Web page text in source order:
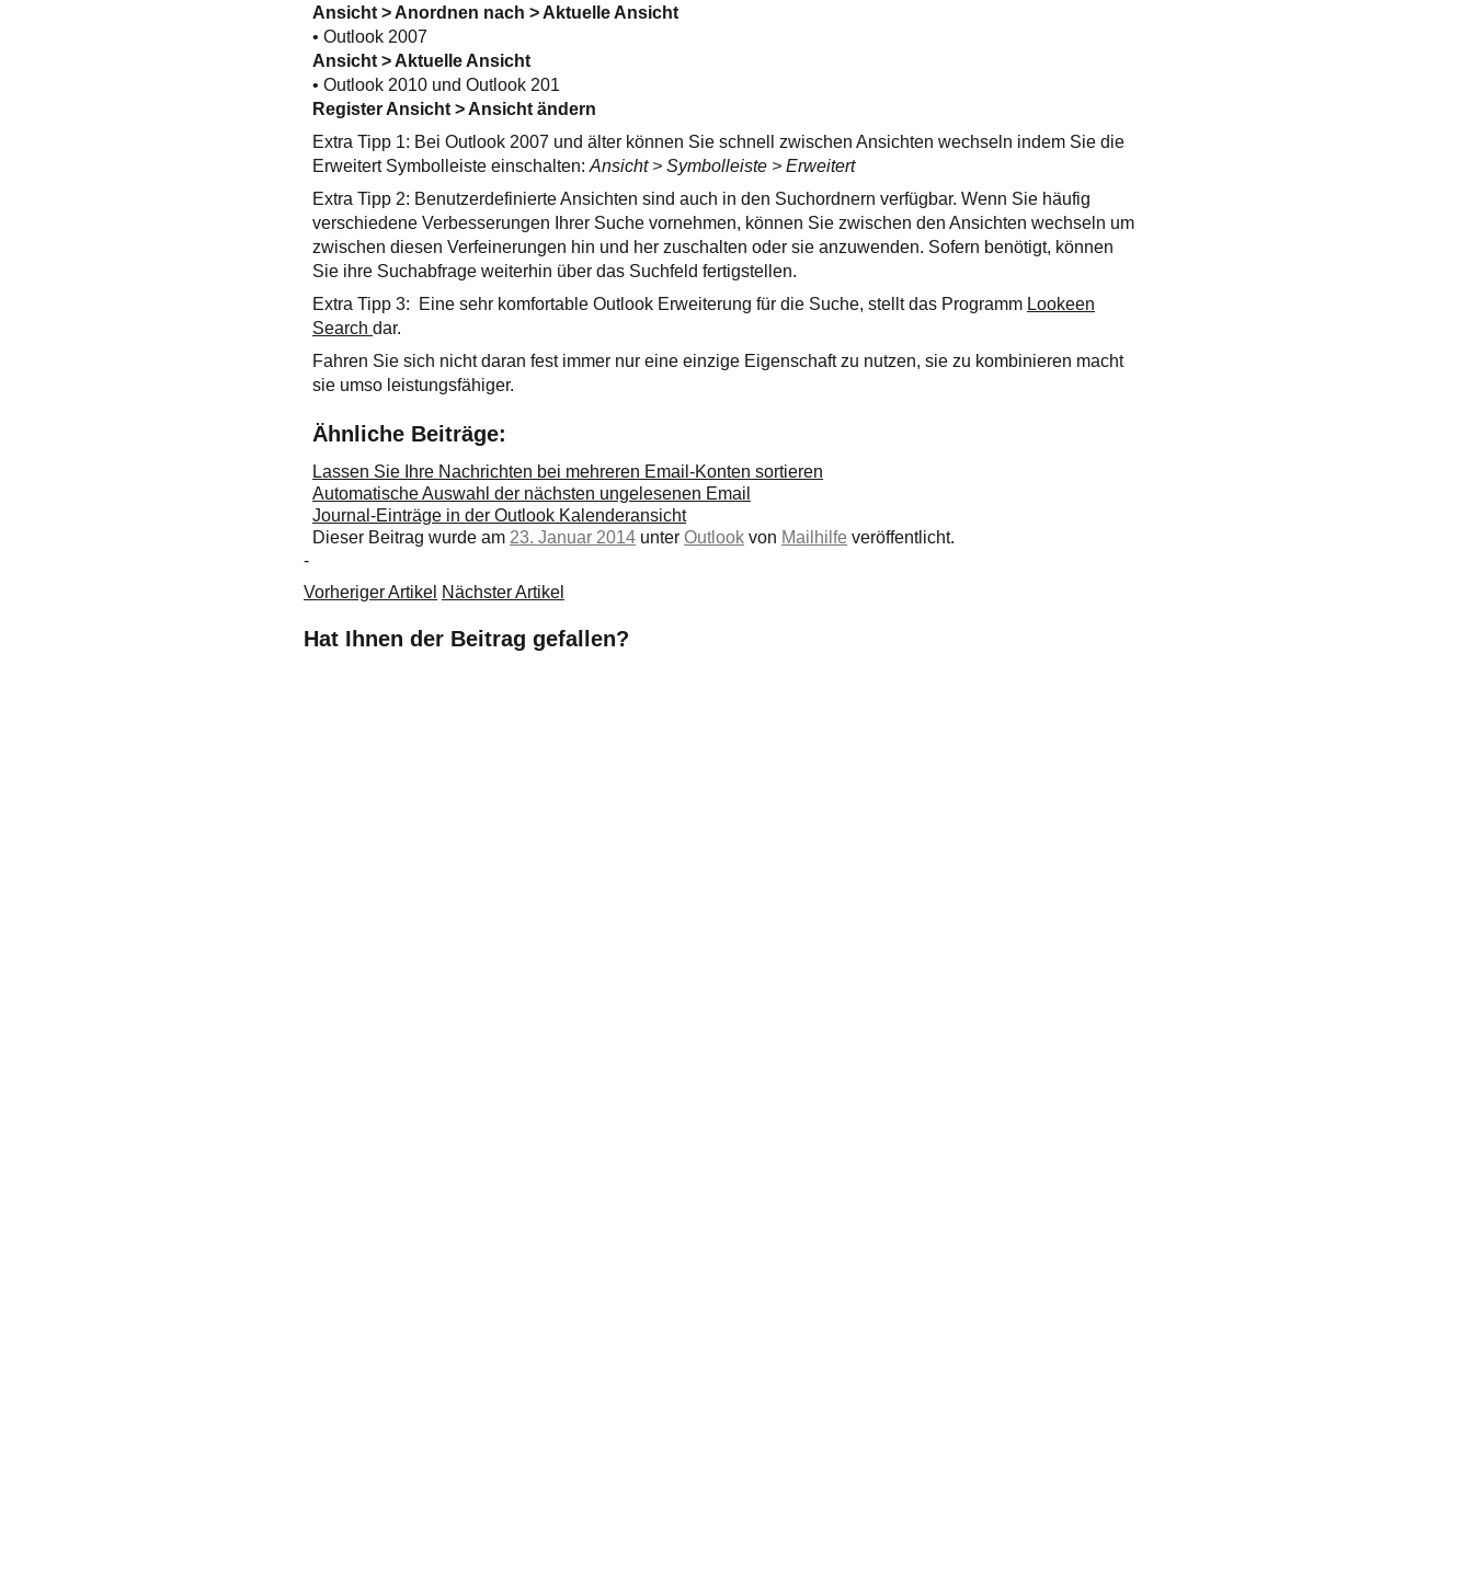
Ansicht > Anordnen nach > Aktuelle Ansicht
• Outlook 2007
Ansicht > Aktuelle Ansicht
• Outlook 2010 und Outlook 201
Register Ansicht > Ansicht ändern
Extra Tipp 1: Bei Outlook 2007 und älter können Sie schnell zwischen Ansichten wechseln indem Sie die
Erweitert Symbolleiste einschalten:Ansicht > Symbolleiste > Erweitert
Extra Tipp 2: Benutzerdefinierte Ansichten sind auch in den Suchordnern verfügbar. Wenn Sie häufig
verschiedene Verbesserungen Ihrer Suche vornehmen, können Sie zwischen den Ansichten wechseln um
zwischen diesen Verfeinerungen hin und her zuschalten oder sie anzuwenden. Sofern benötigt, können
Sie ihre Suchabfrage weiterhin über das Suchfeld fertigstellen.
Extra Tipp 3: Eine sehr komfortable Outlook Erweiterung für die Suche, stellt das Programm Lookeen
Searchdar.
Fahren Sie sich nicht daran fest immer nur eine einzige Eigenschaft zu nutzen, sie zu kombinieren macht
sie umso leistungsfähiger.
Ähnliche Beiträge:
Lassen Sie Ihre Nachrichten bei mehreren Email-Konten sortieren
Automatische Auswahl der nächsten ungelesenen Email
Journal-Einträge in der Outlook Kalenderansicht
Dieser Beitrag wurde am 23. Januar 2014 unterOutlook von Mailhilfe veröffentlicht.
-
Vorheriger Artikel Nächster Artikel
Hat Ihnen der Beitrag gefallen?